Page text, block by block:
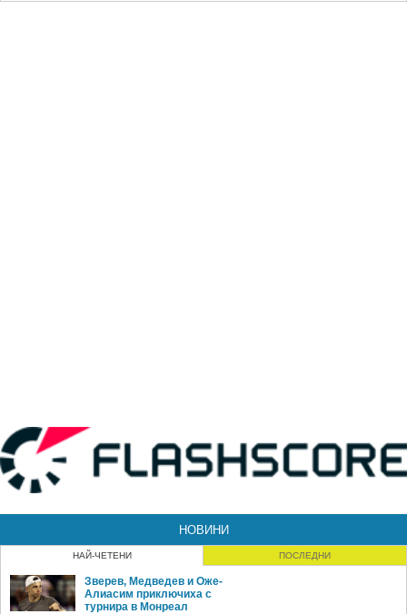
НОВИНИ
НАЙ-ЧЕТЕНИ ПОСЛЕДНИ
Зверев, Медведев и Оже-
Алиасим приключиха с
турнира в Монреал